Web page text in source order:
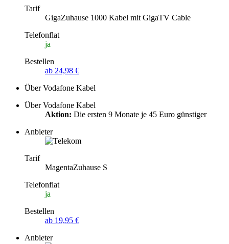
Tarif
GigaZuhause 1000 Kabel mit GigaTV Cable
Telefonflat
ja
Bestellen
ab 24,98 €
Über Vodafone Kabel
Über Vodafone Kabel
Aktion: Die ersten 9 Monate je 45 Euro günstiger
Anbieter
Tarif
MagentaZuhause S
Telefonflat
ja
Bestellen
ab 19,95 €
Anbieter